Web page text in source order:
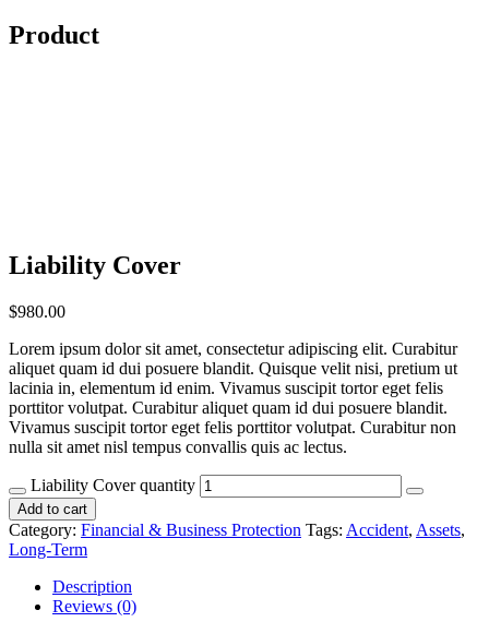
Product
Liability Cover
$980.00
Lorem ipsum dolor sit amet, consectetur adipiscing elit. Curabitur
aliquet quam id dui posuere blandit. Quisque velit nisi, pretium ut
lacinia in, elementum id enim. Vivamus suscipit tortor eget felis
porttitor volutpat. Curabitur aliquet quam id dui posuere blandit.
Vivamus suscipit tortor eget felis porttitor volutpat. Curabitur non
nulla sit amet nisl tempus convallis quis ac lectus.
Liability Cover quantity
Add to cart
Category: Financial & Business Protection Tags: Accident, Assets,
Long-Term
Description
Reviews (0)